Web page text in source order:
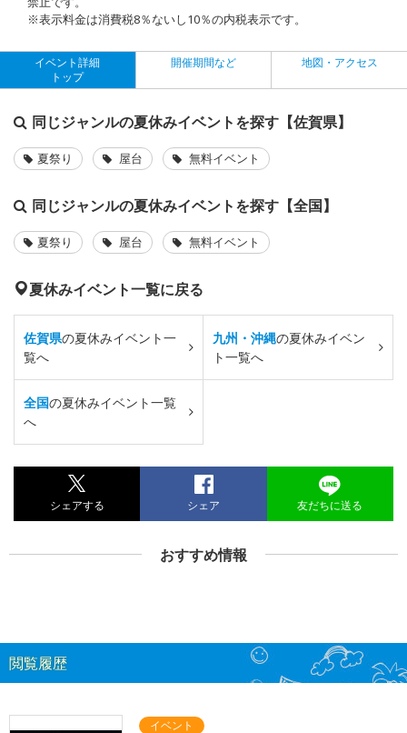
※表示料金は消費税8％ないし10％の内税表示です。
イベント詳細
トップ
開催期間など 地図・アクセス
同じジャンルの夏休みイベントを探す【佐賀県】
夏祭り 屋台 無料イベント
同じジャンルの夏休みイベントを探す【全国】
夏祭り 屋台 無料イベント
夏休みイベント一覧に戻る
佐賀県の夏休みイベント一
覧へ
九州・沖縄の夏休みイベン
ト一覧へ
全国の夏休みイベント一覧
へ
シェアする シェア 友だちに送る
おすすめ情報
閲覧履歴